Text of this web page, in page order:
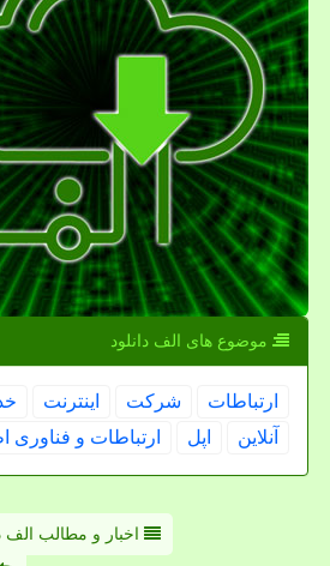
موضوع های الف دانلود
ارتباطات شركت اینترنت
آنلاین
اپل ارتباطات و فناوری
اخبار و مطالب الف